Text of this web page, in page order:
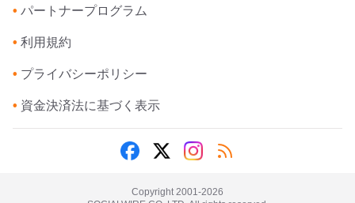
• パートナープログラム
• 利用規約
• プライバシーポリシー
• 資金決済法に基づく表示
Copyright 2001-2026